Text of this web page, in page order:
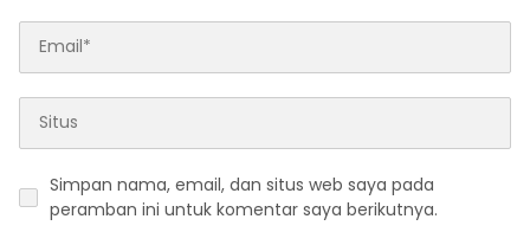
Simpan nama, email, dan situs web saya pada
peramban ini untuk komentar saya berikutnya.